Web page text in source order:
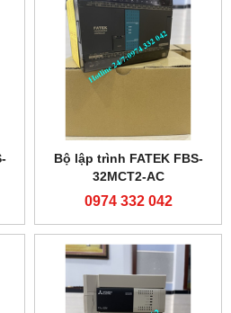
Bộ lập trình FATEK FBS-
32MCT2-AC
0974 332 042